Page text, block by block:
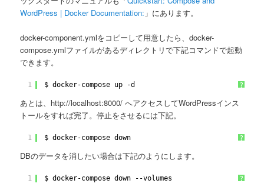
WordPress | Docker Documentation: 」にあります。
docker-component.ymlをコピーして用意したら、docker-
compose.ymlファイルがあるディレクトリで下記コマンドで起動
できます。
?
1 $ docker-compose up -d
あとは、http://localhost:8000/ へアクセスしてWordPressインス
トールをすれば完了。停止をさせるには下記。
?
1 $ docker-compose down
DBのデータを消したい場合は下記のようにします。
?
1 $ docker-compose down --volumes